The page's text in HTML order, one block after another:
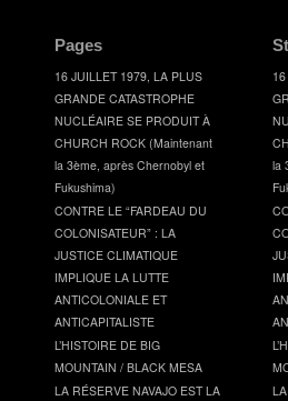
Pages
16 JUILLET 1979, LA PLUS
GRANDE CATASTROPHE
NUCLÉAIRE SE PRODUIT À
CHURCH ROCK (Maintenant
la 3ème, après Chernobyl et
Fukushima)
CONTRE LE “FARDEAU DU
COLONISATEUR” : LA
JUSTICE CLIMATIQUE
IMPLIQUE LA LUTTE
ANTICOLONIALE ET
ANTICAPITALISTE
L’HISTOIRE DE BIG
MOUNTAIN / BLACK MESA
LA RÉSERVE NAVAJO EST LA
la